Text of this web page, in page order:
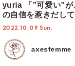
yuria 「”可愛い”が
の自信を惹きだし
2022.10.09 Sun.
axesfemme